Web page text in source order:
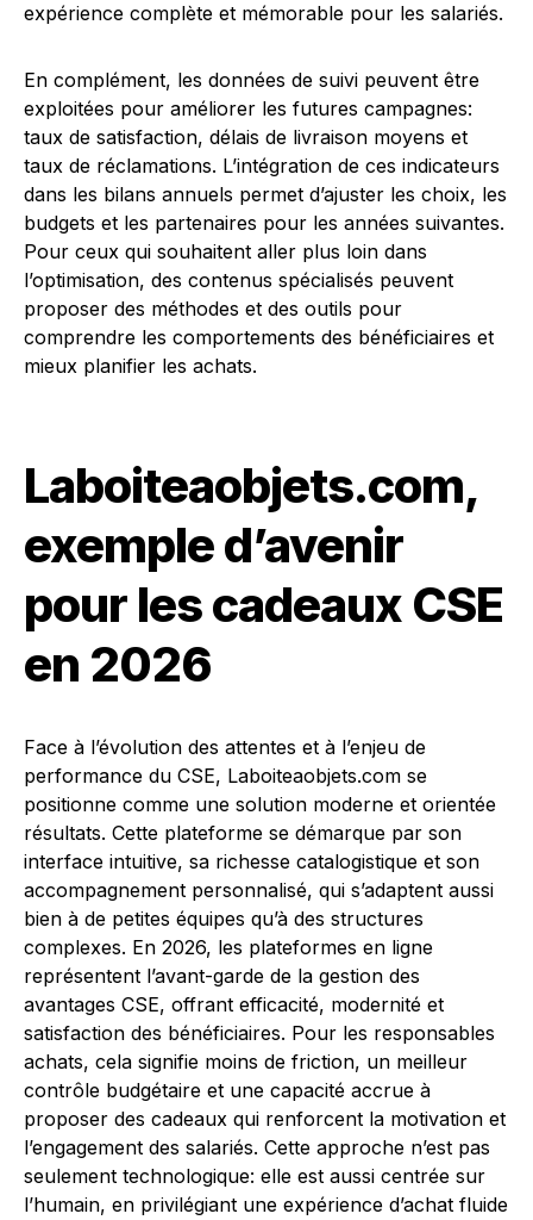
expérience complète et mémorable pour les salariés.
En complément, les données de suivi peuvent être
exploitées pour améliorer les futures campagnes:
taux de satisfaction, délais de livraison moyens et
taux de réclamations. L’intégration de ces indicateurs
dans les bilans annuels permet d’ajuster les choix, les
budgets et les partenaires pour les années suivantes.
Pour ceux qui souhaitent aller plus loin dans
l’optimisation, des contenus spécialisés peuvent
proposer des méthodes et des outils pour
comprendre les comportements des bénéficiaires et
mieux planifier les achats.
Laboiteaobjets.com,
exemple d’avenir
pour les cadeaux CSE
en 2026
Face à l’évolution des attentes et à l’enjeu de
performance du CSE, Laboiteaobjets.com se
positionne comme une solution moderne et orientée
résultats. Cette plateforme se démarque par son
interface intuitive, sa richesse catalogistique et son
accompagnement personnalisé, qui s’adaptent aussi
bien à de petites équipes qu’à des structures
complexes. En 2026, les plateformes en ligne
représentent l’avant-garde de la gestion des
avantages CSE, offrant efficacité, modernité et
satisfaction des bénéficiaires. Pour les responsables
achats, cela signifie moins de friction, un meilleur
contrôle budgétaire et une capacité accrue à
proposer des cadeaux qui renforcent la motivation et
l’engagement des salariés. Cette approche n’est pas
seulement technologique: elle est aussi centrée sur
l’humain, en privilégiant une expérience d’achat fluide